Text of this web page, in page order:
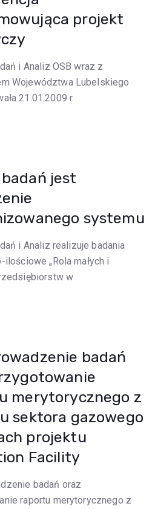
projekt
i Analiz OSB wraz z
Województwa Lubelskiego
21.01.2009 r.
jest
systemu
i Analiz realizuje badania
„Rola małych i
w
badań
merytorycznego z
sektora gazowego
projektu
Facility
badań oraz
raportu merytorycznego z